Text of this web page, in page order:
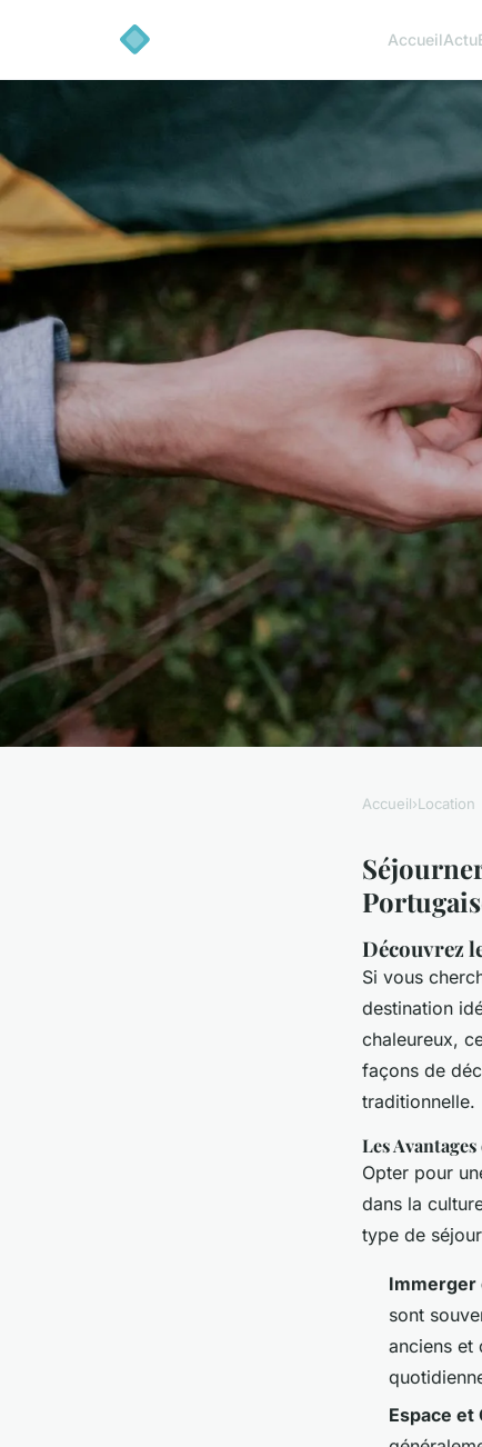
AccueilActu
Séjourner dans
vacances
Accueil›Location
Découvrez
Si vous
destination
chaleureux,
façons de
traditionnelle.
Les
Opter pour
dans la
type de
Immerger
sont
anciens et
Espace et